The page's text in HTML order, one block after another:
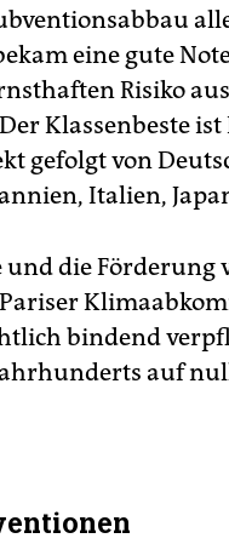
eine gute
Risiko
Klassenbeste
gefolgt von
Italien,
die Förderung
bindend
auf